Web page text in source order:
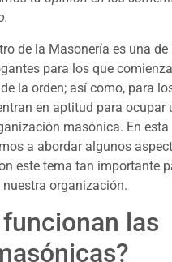
de la Masonería es una de
para los que
la orden; así como, para
en aptitud para ocupar
masónica. En esta
a abordar algunos
este tema tan importante
organización.
las